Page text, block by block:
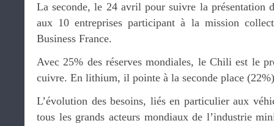
La seconde, le 24 avril pour suivre la présentation
aux 10 entreprises participant à la mission
Business France.
Avec 25% des réserves mondiales, le Chili est le
cuivre. En lithium, il pointe à la seconde place
L’évolution des besoins, liés en particulier aux
tous les grands acteurs mondiaux de l’industrie